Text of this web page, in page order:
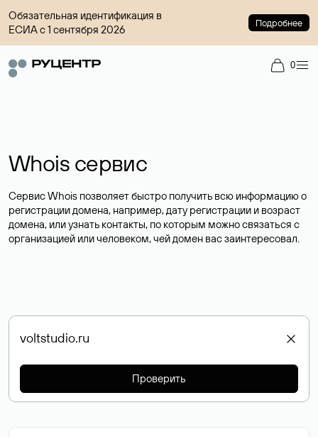
Обязательная идентификация в
ЕСИА с 1 сентября 2026
Подробнее
0
Whois сервис
Сервис Whois позволяет быстро получить всю информацию о
регистрации домена, например, дату регистрации и возраст
домена, или узнать контакты, по которым можно связаться с
организацией или человеком, чей домен вас заинтересовал.
Проверить